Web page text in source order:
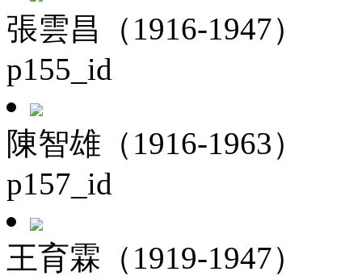
張雲昌（1916-1947）
p155_id
陳智雄（1916-1963）
p157_id
王育霖（1919-1947）